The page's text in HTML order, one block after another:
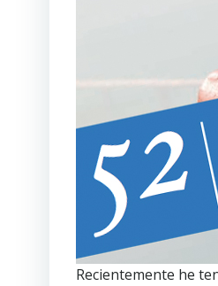
Recientemente he